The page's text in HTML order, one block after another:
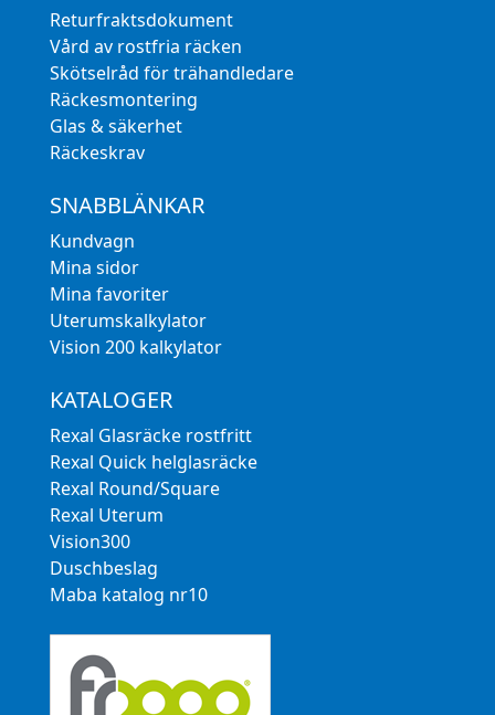
Returfraktsdokument
Vård av rostfria räcken
Skötselråd för trähandledare
Räckesmontering
Glas & säkerhet
Räckeskrav
SNABBLÄNKAR
Kundvagn
Mina sidor
Mina favoriter
Uterumskalkylator
Vision 200 kalkylator
KATALOGER
Rexal Glasräcke rostfritt
Rexal Quick helglasräcke
Rexal Round/Square
Rexal Uterum
Vision300
Duschbeslag
Maba katalog nr10